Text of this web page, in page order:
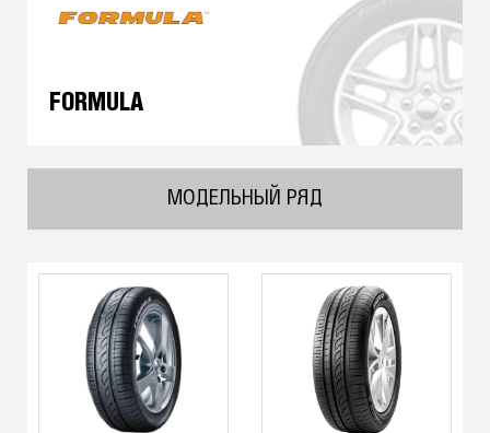
FORMULA
МОДЕЛЬНЫЙ РЯД